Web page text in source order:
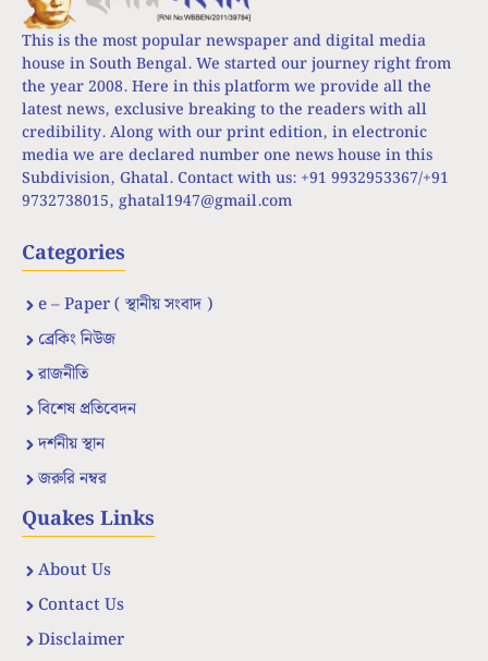
This is the most popular newspaper and digital media
house in South Bengal. We started our journey right from
the year 2008. Here in this platform we provide all the
latest news, exclusive breaking to the readers with all
credibility. Along with our print edition, in electronic
media we are declared number one news house in this
Subdivision, Ghatal. Contact with us: +91 9932953367/+91
9732738015, ghatal1947@gmail.com
Categories
e – Paper ( স্থানীয় সংবাদ )
ব্রেকিং নিউজ
রাজনীতি
বিশেষ প্রতিবেদন
দর্শনীয় স্থান
জরুরি নম্বর
Quakes Links
About Us
Contact Us
Disclaimer